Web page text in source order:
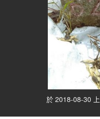
於 2018-08-30